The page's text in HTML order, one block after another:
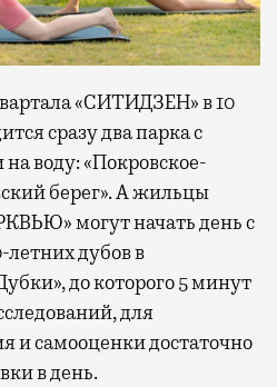
«СИТИДЗЕН» в 10
сразу два парка с
воду: «Покровское-
берег». А жильцы
могут начать день с
летних дубов в
до которого 5 минут
для
и самооценки достаточно
в день.